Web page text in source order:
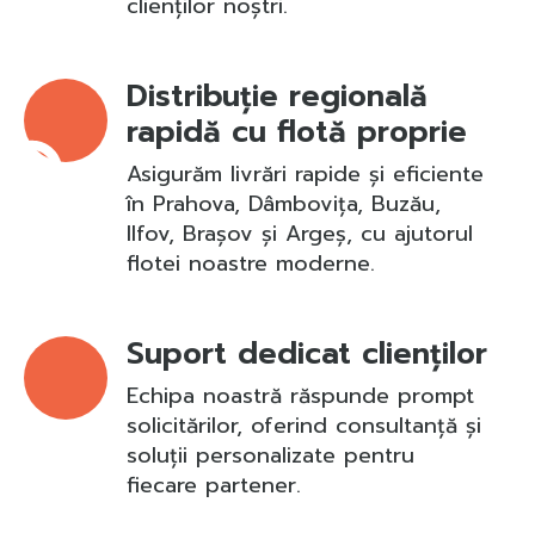
Distribuție regională
rapidă cu flotă proprie
Asigurăm livrări rapide și eficiente
în Prahova, Dâmbovița, Buzău,
Ilfov, Brașov și Argeș, cu ajutorul
flotei noastre moderne.
Suport dedicat clienților
Echipa noastră răspunde prompt
solicitărilor, oferind consultanță și
soluții personalizate pentru
fiecare partener.